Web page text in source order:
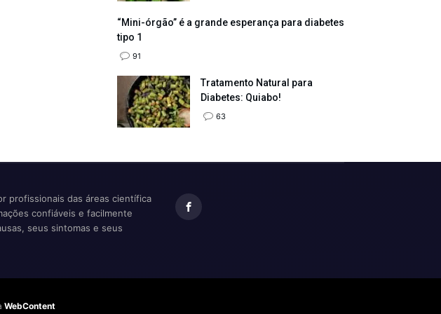
“Mini-órgão” é a grande esperança para diabetes
tipo 1
91
Tratamento Natural para
Diabetes: Quiabo!
63
profissionais das áreas científica
confiáveis e facilmente
seus sintomas e seus
WebContent